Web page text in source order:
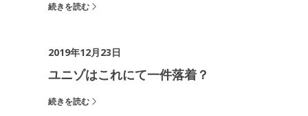
続きを読む
2019年12月23日
ユニゾはこれにて一件落着？
続きを読む